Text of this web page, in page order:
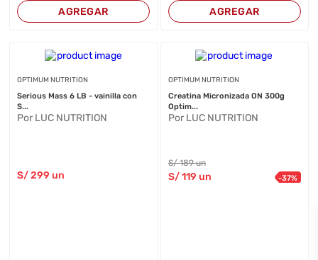
AGREGAR AGREGAR
OPTIMUM NUTRITION
Serious Mass 6 LB - vainilla con
S...
Por LUC NUTRITION
S/299 un
OPTIMUM NUTRITION
Creatina Micronizada ON 300g
Optim...
Por LUC NUTRITION
S/189 un
S/119 un -37%